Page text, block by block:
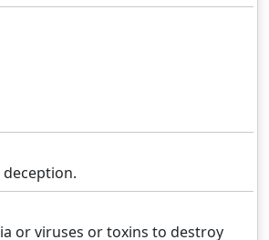
or viruses or toxins to destroy